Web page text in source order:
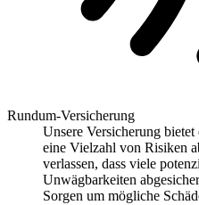
Rundum-Versicherung
Unsere Versicherung
eine Vielzahl von Risiken
verlassen, dass viele
Unwägbarkeiten
Sorgen um mögliche